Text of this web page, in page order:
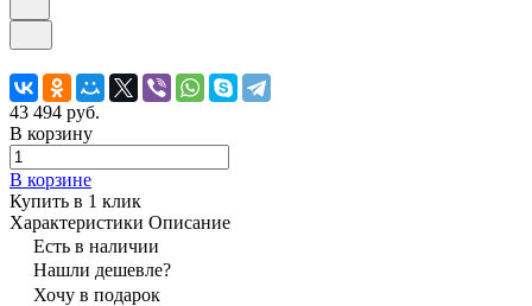
43 494 руб.
В корзину
В корзине
Купить в 1 клик
Характеристики Описание
Есть в наличии
Нашли дешевле?
Хочу в подарок